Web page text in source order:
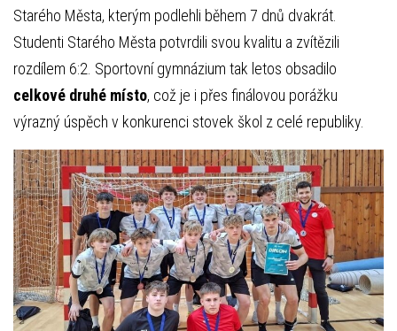
Starého Města, kterým podlehli během 7 dnů dvakrát.
Studenti Starého Města potvrdili svou kvalitu a zvítězili
rozdílem 6:2. Sportovní gymnázium tak letos obsadilo
celkové druhé místo, což je i přes finálovou porážku
výrazný úspěch v konkurenci stovek škol z celé republiky.